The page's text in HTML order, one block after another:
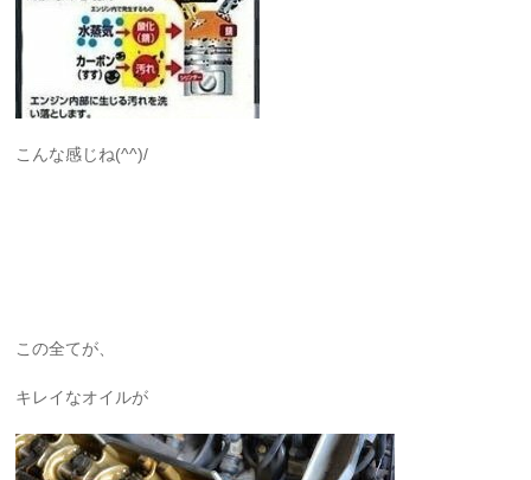
こんな感じね(^^)/
この全てが、
キレイなオイルが